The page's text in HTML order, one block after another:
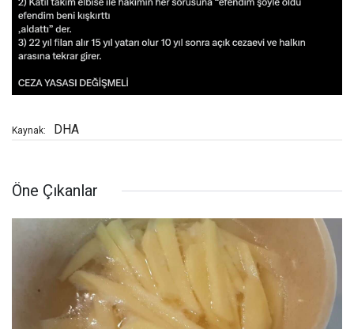
Kaynak: DHA
Öne Çıkanlar